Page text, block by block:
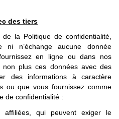
des tiers
la Politique de confidentialité,
n’échange aucune donnée
en ligne ou dans nos
plus ces données avec des
des informations à caractère
ou que vous fournissez comme
de confidentialité :
qui peuvent exiger le